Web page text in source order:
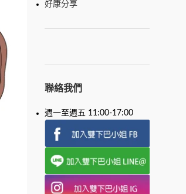
好康分享
聯絡我們
週一至週五 11:00-17:00